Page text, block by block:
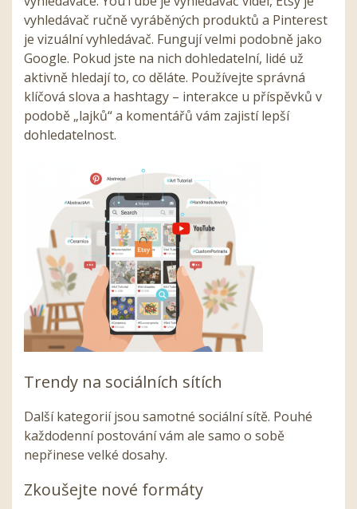
vyhledávač ručně vyráběných produktů a Pinterest
je vizuální vyhledávač. Fungují velmi podobně jako
Google. Pokud jste na nich dohledatelní, lidé už
aktivně hledají to, co děláte. Používejte správná
klíčová slova a hashtagy – interakce u příspěvků v
podobě „lajků“ a komentářů vám zajistí lepší
dohledatelnost.
Trendy na sociálních sítích
Další kategorií jsou samotné sociální sítě. Pouhé
každodenní postování vám ale samo o sobě
nepřinese velké dosahy.
Zkoušejte nové formáty